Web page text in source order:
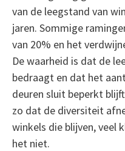
van de leegstand van
jaren. Sommige
van 20% en het
De waarheid is dat de
bedraagt en dat het
deuren sluit beperkt
zo dat de diversiteit
winkels die blijven, veel
het niet.